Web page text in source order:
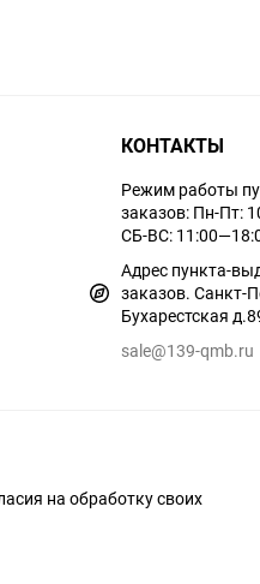
КОНТАКТЫ
Режим работы
заказов: Пн-Пт:
СБ-ВС:
Адрес пункта-
заказов. Санкт-
Бухарестская
sale@139-qmb.ru
на обработку своих